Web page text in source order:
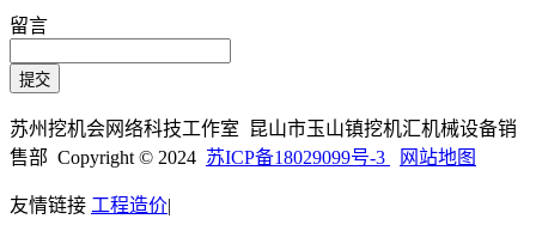
留言
苏州挖机会网络科技工作室 昆山市玉山镇挖机汇机械设备销
售部 Copyright © 2024 苏ICP备18029099号-3 网站地图
友情链接 工程造价|